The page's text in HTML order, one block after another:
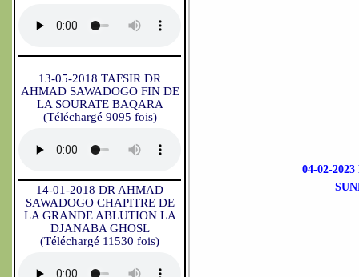
13-05-2018 TAFSIR DR
AHMAD SAWADOGO FIN DE
LA SOURATE BAQARA
(Téléchargé 9095 fois)
14-01-2018 DR AHMAD
SAWADOGO CHAPITRE DE
LA GRANDE ABLUTION LA
DJANABA GHOSL
(Téléchargé 11530 fois)
04-02-